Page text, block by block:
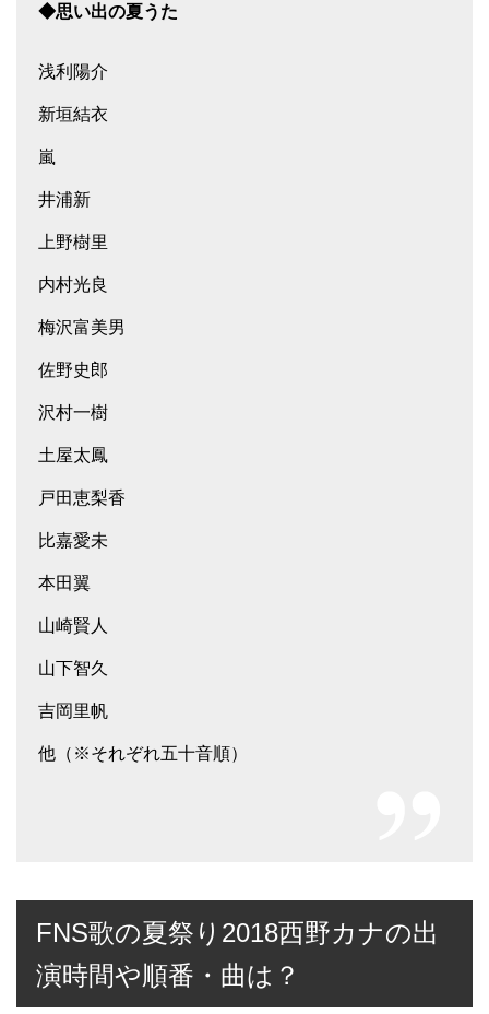
◆思い出の夏うた
浅利陽介
新垣結衣
嵐
井浦新
上野樹里
内村光良
梅沢富美男
佐野史郎
沢村一樹
土屋太鳳
戸田恵梨香
比嘉愛未
本田翼
山崎賢人
山下智久
吉岡里帆
他（※それぞれ五十音順）
FNS歌の夏祭り2018西野カナの出
演時間や順番・曲は？